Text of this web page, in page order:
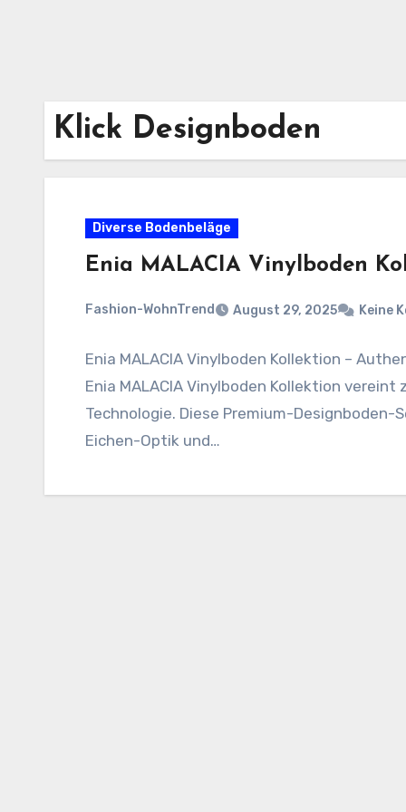
Klick Designboden
Diverse Bodenbeläge
Enia MALACIA Vinylboden
Fashion-WohnTrend August 29, 2025 Keine
Enia MALACIA Vinylboden Kollektion –
Enia MALACIA Vinylboden Kollektion
Technologie. Diese Premium-
Eichen-Optik und…